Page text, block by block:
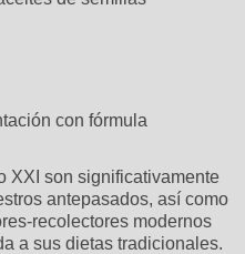
con fórmula
XXI son significativamente
antepasados, así como
recolectores modernos
a sus dietas tradicionales.